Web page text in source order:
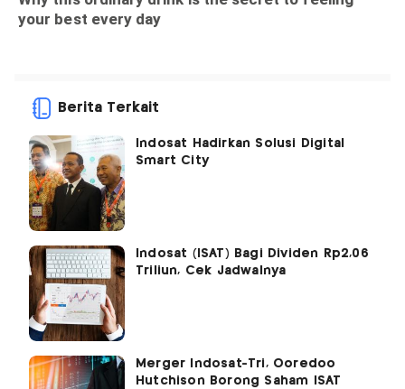
Berita Terkait
Indosat Hadirkan Solusi Digital
Smart City
Indosat (ISAT) Bagi Dividen Rp2,06
Triliun, Cek Jadwalnya
Merger Indosat-Tri, Ooredoo
Hutchison Borong Saham ISAT